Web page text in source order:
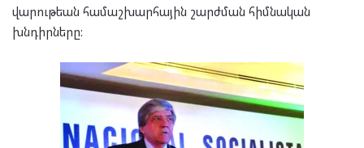
վա­րու­թեան հա­մաշ­խար­հա­յին շարժ­ման հիմ­նա­կան
խնդիր­նե­րը: